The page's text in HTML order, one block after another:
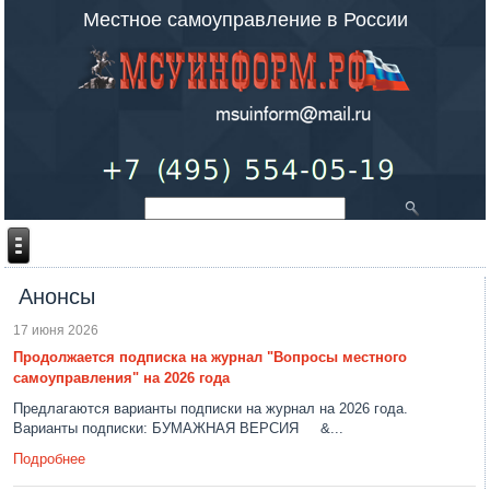
Местное самоуправление в России
Анонсы
17 июня 2026
Продолжается подписка на журнал "Вопросы местного
самоуправления" на 2026 года
Предлагаются варианты подписки на журнал на 2026 года.
Варианты подписки: БУМАЖНАЯ ВЕРСИЯ &...
Подробнее